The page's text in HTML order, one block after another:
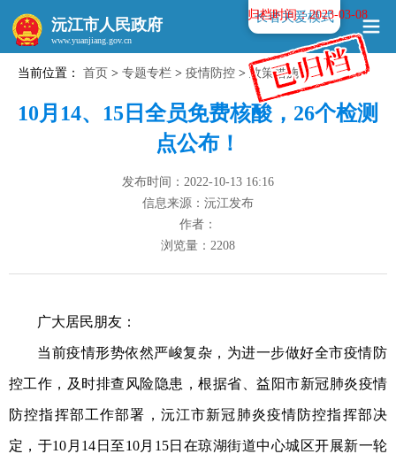
归档时间：2023-03-08
沅江市人民政府
www.yuanjiang.gov.cn
当前位置： 首页 > 专题专栏 > 疫情防控 > 政策措施
10月14、15日全员免费核酸，26个检测
点公布！
发布时间：2022-10-13 16:16
信息来源：沅江发布
作者：
浏览量： 2208
广大居民朋友：
当前疫情形势依然严峻复杂，为进一步做好全市疫情防
控工作，及时排查风险隐患，根据省、益阳市新冠肺炎疫情
防控指挥部工作部署，沅江市新冠肺炎疫情防控指挥部决
定，于10月14日至10月15日在琼湖街道中心城区开展新一轮
长者关爱模式